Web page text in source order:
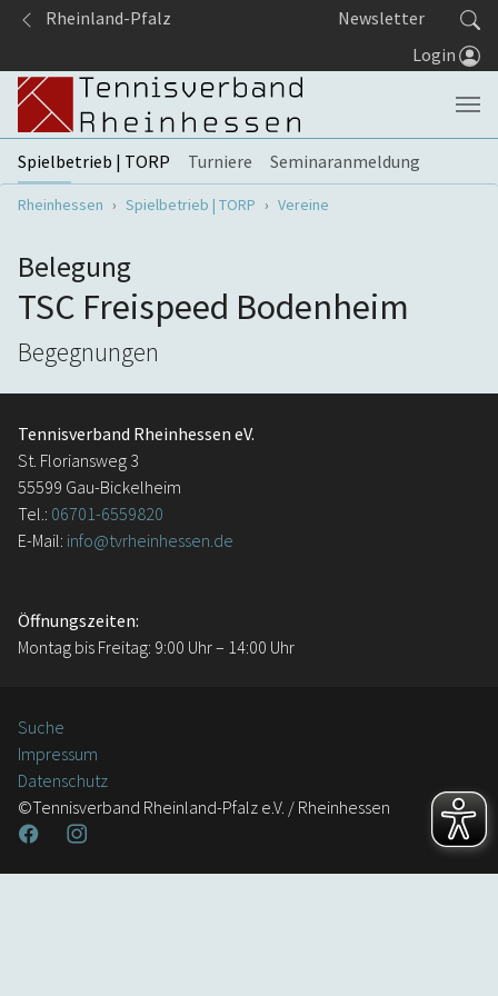
Springe zum Seiteninhalt
Rheinland-Pfalz
Newsletter
Login
Spielbetrieb | TORP Turniere
Seminaranmeldung
Sie sind hier:
Rheinhessen Spielbetrieb | TORP Vereine
Belegung
TSC Freispeed Bodenheim
Begegnungen
Tennisverband Rheinhessen eV.
St. Floriansweg 3
55599 Gau-Bickelheim
Tel.: 06701-6559820
E-Mail: info@tvrheinhessen.de
Öffnungszeiten:
Montag bis Freitag: 9:00 Uhr – 14:00 Uhr
Suche
Impressum
Datenschutz
©Tennisverband Rheinland-Pfalz e.V. / Rheinhessen
FacebookInstagram